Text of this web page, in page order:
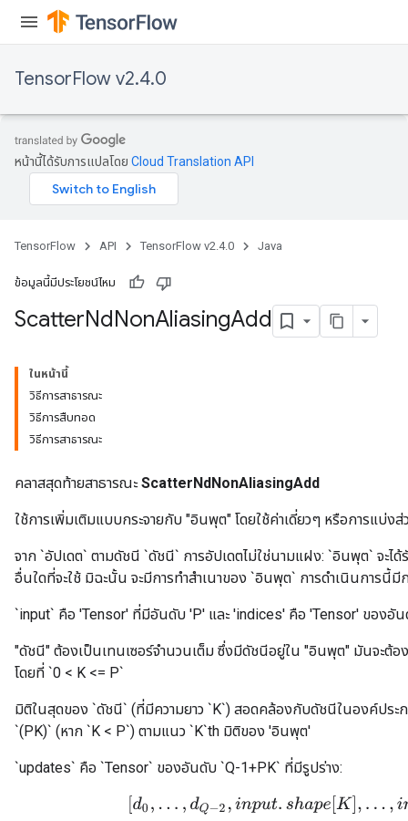
TensorFlow v2.4.0
หน้านี้ได้รับการแปลโดย Cloud Translation API
TensorFlow API TensorFlow v2.4.0 Java
ข้อมูลนี้มีประโยชน์ไหม
ScatterNdNonAliasingAdd
ในหน้านี้
วิธีการสาธารณะ
วิธีการสืบทอด
วิธีการสาธารณะ
คลาสสุดท้ายสาธารณะScatterNdNonAliasingAdd
ใช้การเพิ่มเติมแบบกระจายกับ "อินพุต" โดยใช้ค่าเดี่ยวๆ หรือการแบ่งส่
จาก `อัปเดต` ตามดัชนี `ดัชนี` การอัปเดตไม่ใช่นามแฝง: `อินพุต` จะไ
อื่นใดที่จะใช้ มิฉะนั้น จะมีการทำสำเนาของ `อินพุต` การดำเนินการนี้มี
`input` คือ 'Tensor' ที่มีอันดับ 'P' และ 'indices' คือ 'Tensor' ของอั
"ดัชนี" ต้องเป็นเทนเซอร์จำนวนเต็ม ซึ่งมีดัชนีอยู่ใน "อินพุต" มันจะต้อ
โดยที่ `0 < K <= P`
มิติในสุดของ `ดัชนี` (ที่มีความยาว `K`) สอดคล้องกับดัชนีในองค์ประ
`(PK)` (หาก `K < P`) ตามแนว `K`th มิติของ 'อินพุต'
`updates` คือ `Tensor` ของอันดับ `Q-1+PK` ที่มีรูปร่าง:
[d0,.. ., dQ−2,input.shap e[K ], .. input.